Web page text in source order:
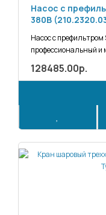
Насос с
380В
Насос с
профессиональный и
128485.00р.